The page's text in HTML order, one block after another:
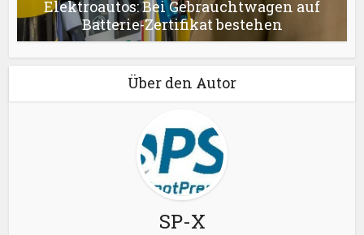
Elektroautos: Bei Gebrauchtwagen auf
Batterie-Zertifikat bestehen
Über den Autor
SP-X